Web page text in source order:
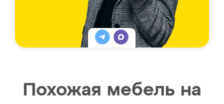
Похожая мебель на